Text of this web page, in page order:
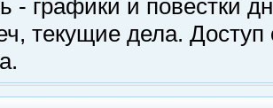
- графики и повестки
текущие дела.